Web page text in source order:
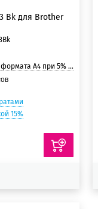
Bk для Brother
при 5% заполнении страницы
15%